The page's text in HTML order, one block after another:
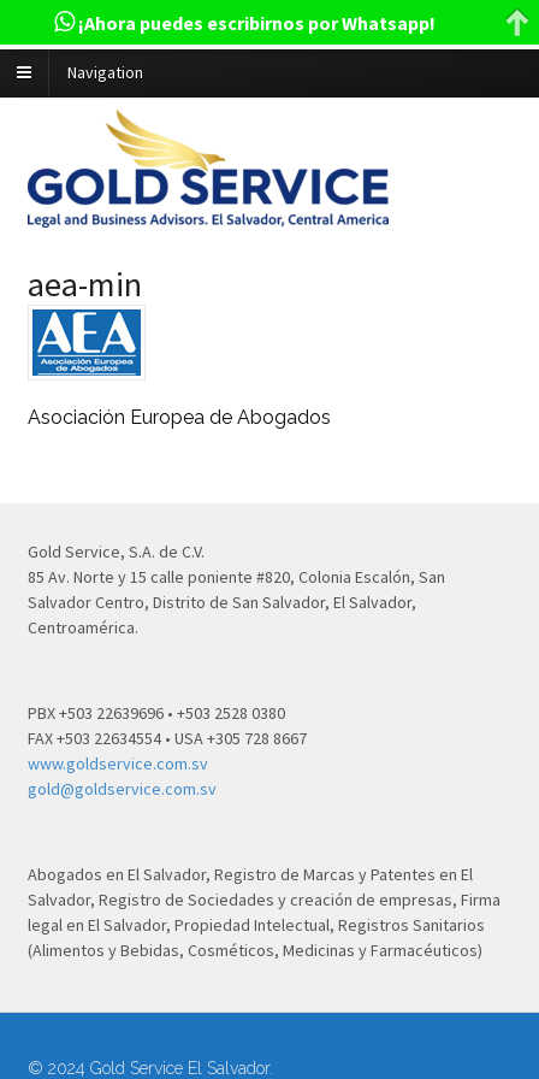
Navigation
aea-min
Asociación Europea de Abogados
Gold Service, S.A. de C.V.
85 Av. Norte y 15 calle poniente #820, Colonia Escalón, San
Salvador Centro, Distrito de San Salvador, El Salvador,
Centroamérica.
PBX +503 22639696 • +503 2528 0380
FAX +503 22634554 • USA +305 728 8667
www.goldservice.com.sv
gold@goldservice.com.sv
Abogados en El Salvador, Registro de Marcas y Patentes en El
Salvador, Registro de Sociedades y creación de empresas, Firma
legal en El Salvador, Propiedad Intelectual, Registros Sanitarios
(Alimentos y Bebidas, Cosméticos, Medicinas y Farmacéuticos)
© 2024 Gold Service El Salvador.
¡Ahora puedes escribirnos por Whatsapp!